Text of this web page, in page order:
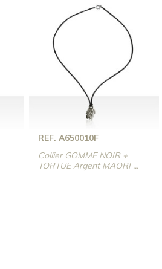
REF. A650010F
Collier GOMME NOIR +
TORTUE Argent MAORI ...